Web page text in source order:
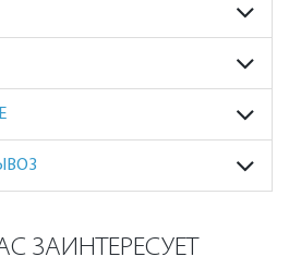
ЗАИНТЕРЕСУЕТ